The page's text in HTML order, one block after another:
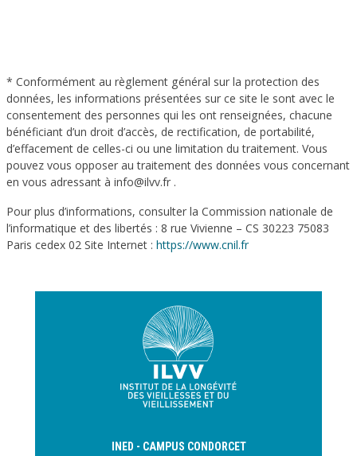
* Conformément au règlement général sur la protection des
données, les informations présentées sur ce site le sont avec le
consentement des personnes qui les ont renseignées, chacune
bénéficiant d’un droit d’accès, de rectification, de portabilité,
d’effacement de celles-ci ou une limitation du traitement. Vous
pouvez vous opposer au traitement des données vous concernant
en vous adressant à info@ilvv.fr .
Pour plus d’informations, consulter la Commission nationale de
l’informatique et des libertés : 8 rue Vivienne – CS 30223 75083
Paris cedex 02 Site Internet : https://www.cnil.fr
INED - CAMPUS CONDORCET